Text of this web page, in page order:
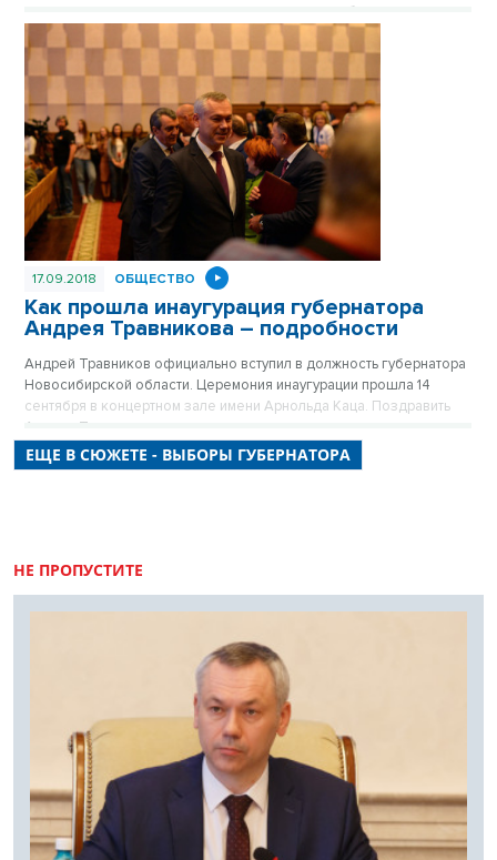
церемония вручения подарков за творчество, обаяние и
изобретательность. Победители раскрыли секреты, как им
удалось покорить фотографиями сердца жюри.
17.09.2018 ОБЩЕСТВО
Как прошла инаугурация губернатора
Андрея Травникова – подробности
Андрей Травников официально вступил в должность губернатора
Новосибирской области. Церемония инаугурации прошла 14
сентября в концертном зале имени Арнольда Каца. Поздравить
Андрея Травникова со вступлением в должность пришли
известные политики, представители региональной и
федеральной власти, бизнесмены, лидеры общественных
ЕЩЕ В СЮЖЕТЕ - ВЫБОРЫ ГУБЕРНАТОРА
НЕ ПРОПУСТИТЕ